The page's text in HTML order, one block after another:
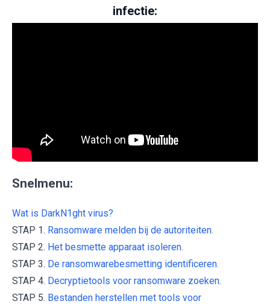
infectie:
Snelmenu:
Wat is DarkN1ght virus?
STAP 1. Ransomware melden bij de autoriteiten.
STAP 2. Het besmette apparaat isoleren.
STAP 3. De ransomwarebesmetting identificeren.
STAP 4. Decryptietools voor ransomware zoeken.
STAP 5. Bestanden herstellen met tools voor